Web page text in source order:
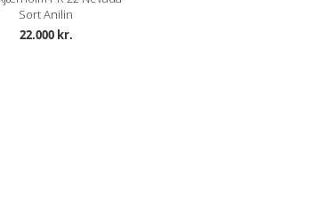
Sort Anilin
22.000 kr.